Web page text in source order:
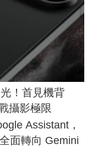
！首見機背
攝影極限
Assistant，
面轉向 Gemini